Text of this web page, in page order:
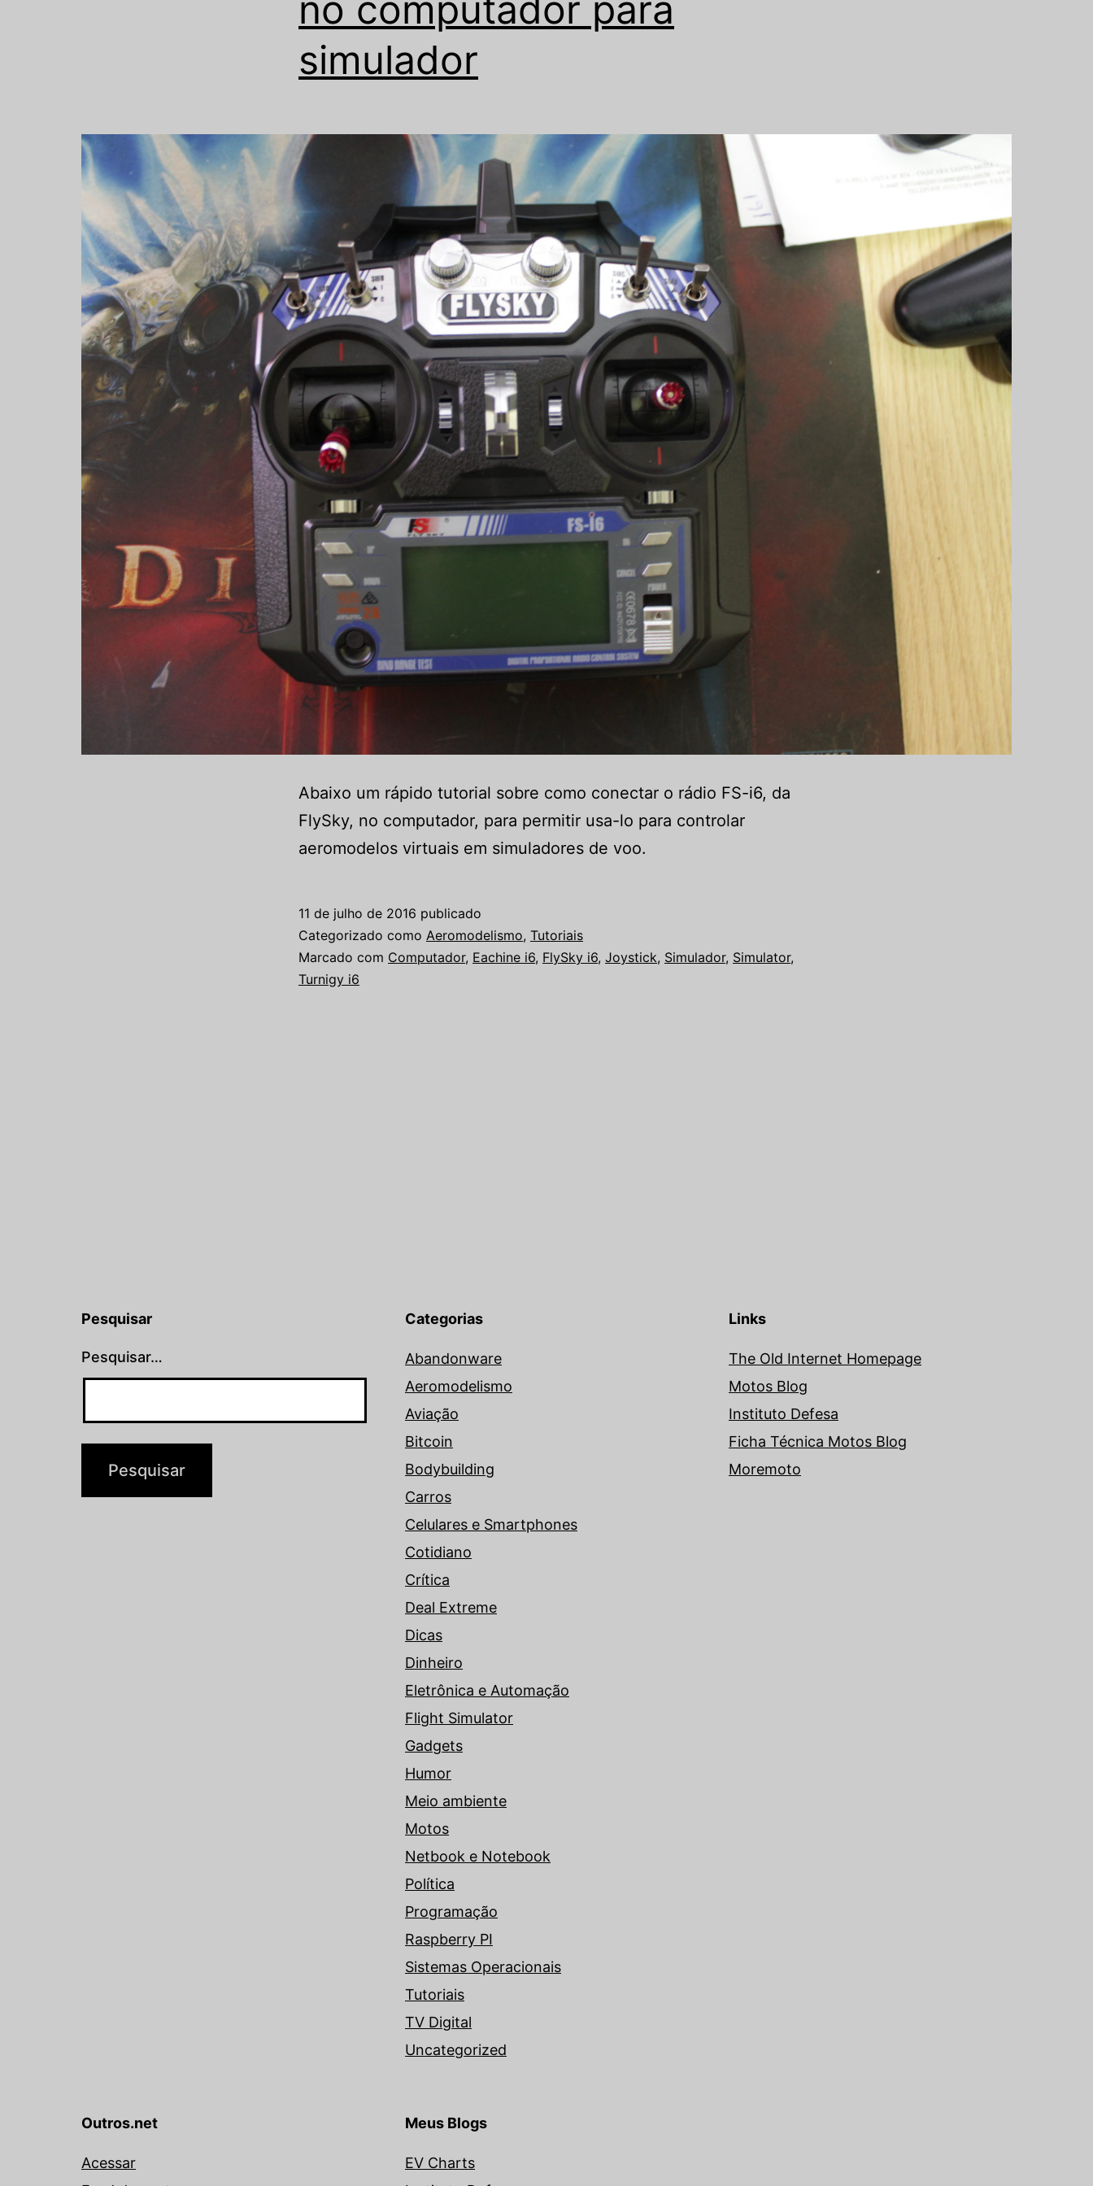
simulador
Abaixo um rápido tutorial sobre como conectar o rádio FS-i6, da
FlySky, no computador, para permitir usa-lo para controlar
aeromodelos virtuais em simuladores de voo.
11 de julho de 2016 publicado
Categorizado como Aeromodelismo, Tutoriais
Marcado com Computador, Eachine i6, FlySky i6, Joystick, Simulador, Simulator,
Turnigy i6
Pesquisar
Pesquisar…
Categorias
Abandonware
Aeromodelismo
Aviação
Bitcoin
Bodybuilding
Carros
Celulares e Smartphones
Cotidiano
Crítica
Deal Extreme
Dicas
Dinheiro
Eletrônica e Automação
Flight Simulator
Gadgets
Humor
Meio ambiente
Motos
Netbook e Notebook
Política
Programação
Raspberry PI
Sistemas Operacionais
Tutoriais
TV Digital
Uncategorized
Links
The Old Internet Homepage
Motos Blog
Instituto Defesa
Ficha Técnica Motos Blog
Moremoto
Outros.net
Acessar
Meus Blogs
EV Charts